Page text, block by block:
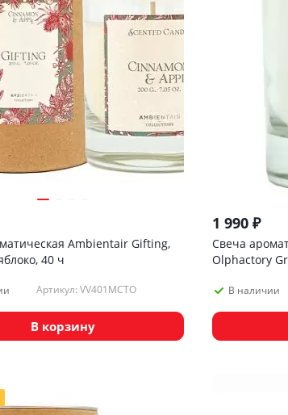
Ambientair Gifting,
40 ч
Артикул: VV401MCTO
В корзину
1 990₽
Свеча
Olphactory
В наличии